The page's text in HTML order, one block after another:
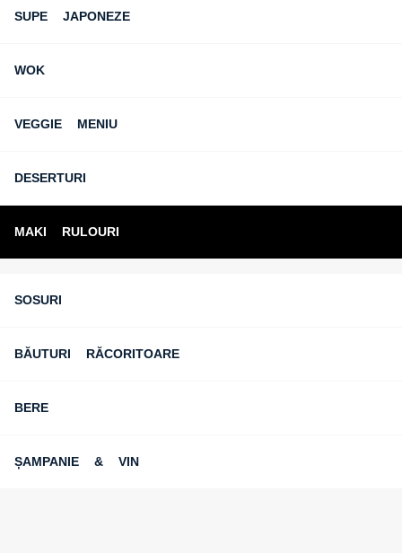
SUPE JAPONEZE
WOK
VEGGIE MENIU
DESERTURI
MAKI RULOURI
SOSURI
BĂUTURI RĂCORITOARE
BERE
ȘAMPANIE & VIN